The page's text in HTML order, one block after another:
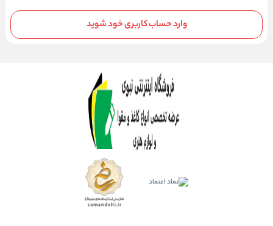
وارد حساب کاربری خود شوید